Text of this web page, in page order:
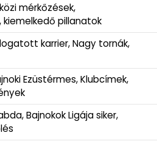
mérkőzések,
pillanatok
karrier, Nagy tornák,
Ezüstérmes, Klubcímek,
Bajnokok Ligája siker,